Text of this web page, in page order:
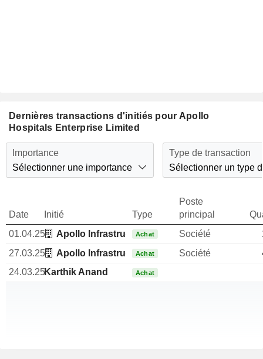
Dernières transactions d'initiés pour Apollo
Hospitals Enterprise Limited
Importance
Sélectionner une importance
Type de transaction
Sélectionner un type
Date Initié Type
Poste
principal
01.04.25
Apollo Infrastructure Project Finance Co.
Achat Société
27.03.25
Apollo Infrastructure Project Finance Co.
Achat Société
24.03.25Karthik Anand Achat